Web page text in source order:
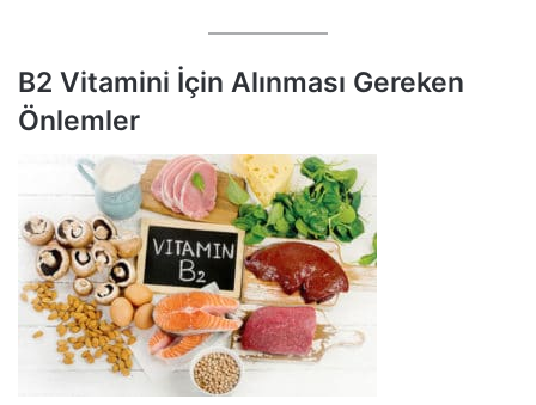
B2 Vitamini İçin Alınması Gereken
Önlemler